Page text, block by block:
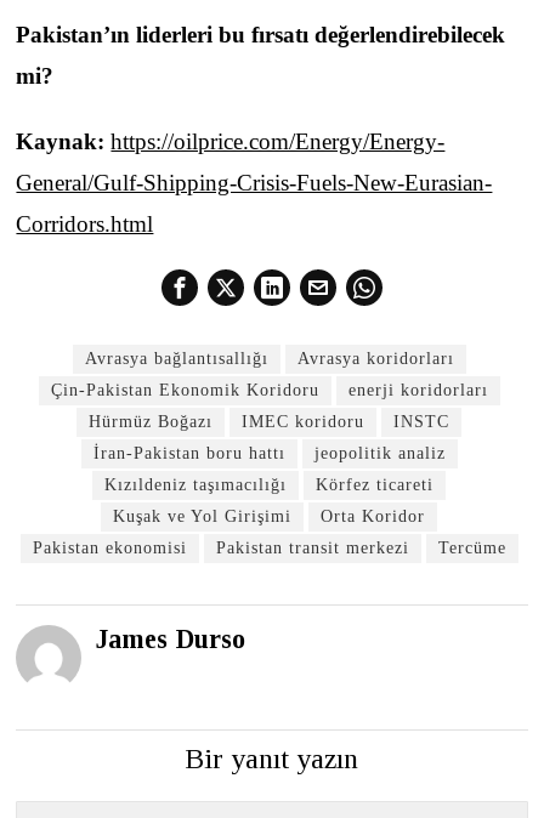
Pakistan’ın liderleri bu fırsatı değerlendirebilecek
mi?
Kaynak:https://oilprice.com/Energy/Energy-
General/Gulf-Shipping-Crisis-Fuels-New-Eurasian-
Corridors.html
Avrasya bağlantısallığı
Avrasya koridorları
Çin-Pakistan Ekonomik Koridoru
enerji koridorları
Hürmüz Boğazı
IMEC koridoru
INSTC
İran-Pakistan boru hattı
jeopolitik analiz
Kızıldeniz taşımacılığı
Körfez ticareti
Kuşak ve Yol Girişimi
Orta Koridor
Pakistan ekonomisi
Pakistan transit merkezi Tercüme
James Durso
Bir yanıt yazın